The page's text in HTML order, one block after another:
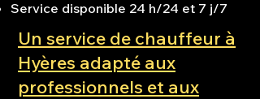
Service disponible 24 h/24 et 7 j/7
Un service de chauffeur à
Hyères adapté aux
professionnels et aux